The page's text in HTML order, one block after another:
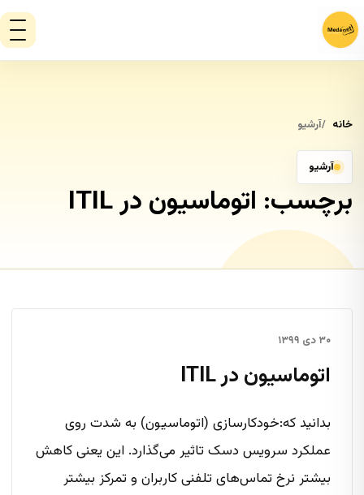
خانه آرشیو
آرشیو
برچسب: اتوماسیون در ITIL
۳۰ دی ۱۳۹۹
اتوماسیون در ITIL
بدانید که:خودکارسازی (اتوماسیون) به شدت روی
عملکرد سرویس دسک تاثیر می‌گذارد. این یعنی کاهش
بیشتر نرخ تماس‌های تلفنی کاربران و تمرکز بیشتر